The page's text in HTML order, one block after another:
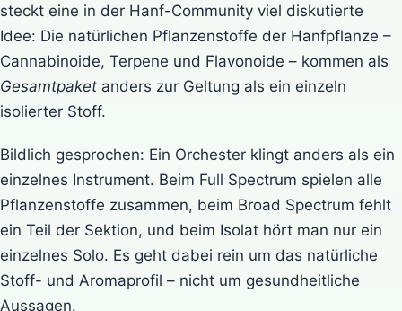
steckt eine in der Hanf-Community viel diskutierte
Idee: Die natürlichen Pflanzenstoffe der Hanfpflanze –
Cannabinoide, Terpene und Flavonoide – kommen als
Gesamtpaket anders zur Geltung als ein einzeln
isolierter Stoff.
Bildlich gesprochen: Ein Orchester klingt anders als ein
einzelnes Instrument. Beim Full Spectrum spielen alle
Pflanzenstoffe zusammen, beim Broad Spectrum fehlt
ein Teil der Sektion, und beim Isolat hört man nur ein
einzelnes Solo. Es geht dabei rein um das natürliche
Stoff- und Aromaprofil – nicht um gesundheitliche
Aussagen.